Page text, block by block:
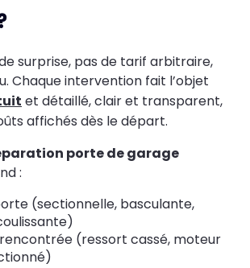
surprise, pas de tarif arbitraire,
Chaque intervention fait l’objet
et détaillé, clair et transparent,
affichés dès le départ.
porte de garage
:
(sectionnelle, basculante,
(ressort cassé, moteur